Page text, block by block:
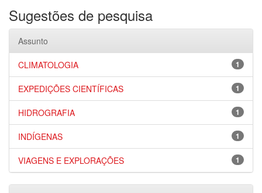
Sugestões de pesquisa
Assunto
1
CLIMATOLOGIA
1
EXPEDIÇÕES CIENTÍFICAS
1
HIDROGRAFIA
1
INDÍGENAS
1
VIAGENS E EXPLORAÇÕES